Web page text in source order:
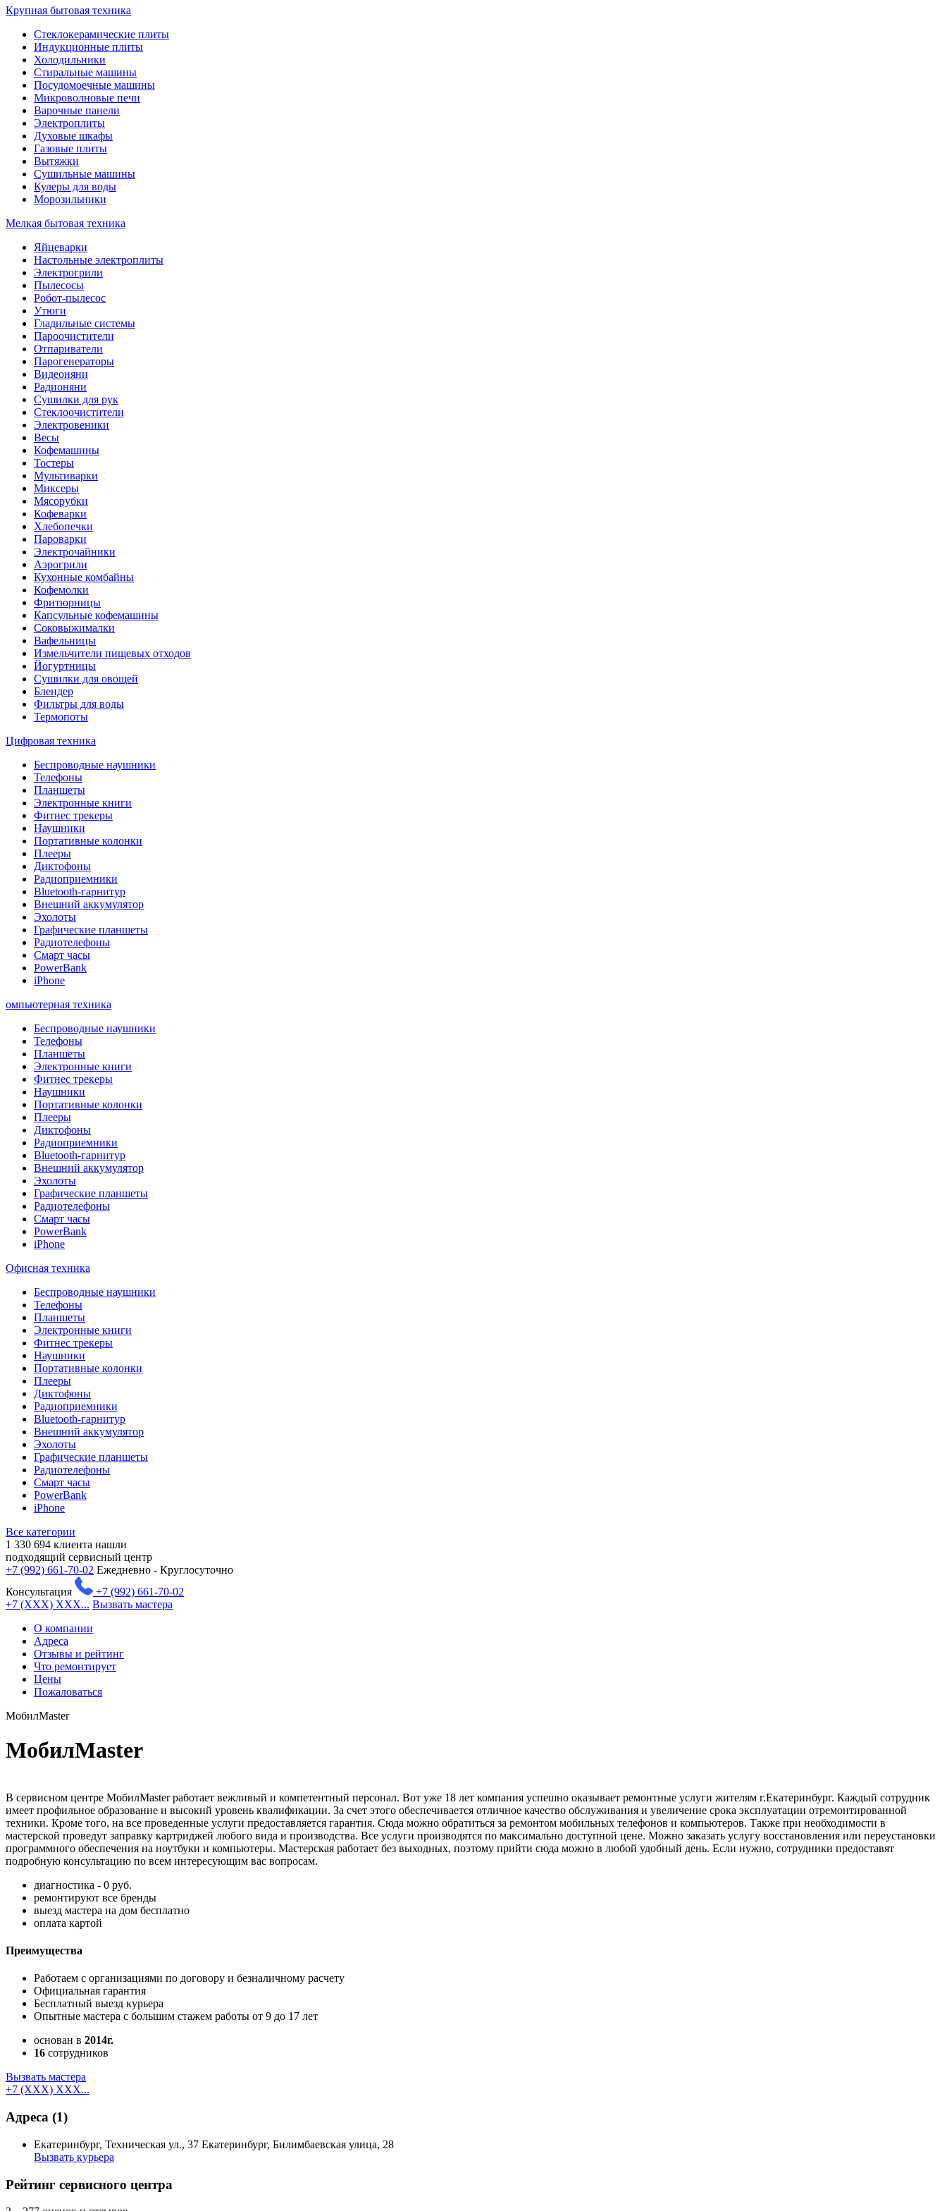
Крупная бытовая техника
Стеклокерамические плиты
Индукционные плиты
Холодильники
Стиральные машины
Посудомоечные машины
Микроволновые печи
Варочные панели
Электроплиты
Духовые шкафы
Газовые плиты
Вытяжки
Сушильные машины
Кулеры для воды
Морозильники
Мелкая бытовая техника
Яйцеварки
Настольные электроплиты
Электрогрили
Пылесосы
Робот-пылесос
Утюги
Гладильные системы
Пароочистители
Отпариватели
Парогенераторы
Видеоняни
Радионяни
Сушилки для рук
Стеклоочистители
Электровеники
Весы
Кофемашины
Тостеры
Мультиварки
Миксеры
Мясорубки
Кофеварки
Хлебопечки
Пароварки
Электрочайники
Аэрогрили
Кухонные комбайны
Кофемолки
Фритюрницы
Капсульные кофемашины
Соковыжималки
Вафельницы
Измельчители пищевых отходов
Йогуртницы
Сушилки для овощей
Блендер
Фильтры для воды
Термопоты
Цифровая техника
Беспроводные наушники
Телефоны
Планшеты
Электронные книги
Фитнес трекеры
Наушники
Портативные колонки
Плееры
Диктофоны
Радиоприемники
Bluetooth-гарнитур
Внешний аккумулятор
Эхолоты
Графические планшеты
Радиотелефоны
Смарт часы
PowerBank
iPhone
омпьютерная техника
Беспроводные наушники
Телефоны
Планшеты
Электронные книги
Фитнес трекеры
Наушники
Портативные колонки
Плееры
Диктофоны
Радиоприемники
Bluetooth-гарнитур
Внешний аккумулятор
Эхолоты
Графические планшеты
Радиотелефоны
Смарт часы
PowerBank
iPhone
Офисная техника
Беспроводные наушники
Телефоны
Планшеты
Электронные книги
Фитнес трекеры
Наушники
Портативные колонки
Плееры
Диктофоны
Радиоприемники
Bluetooth-гарнитур
Внешний аккумулятор
Эхолоты
Графические планшеты
Радиотелефоны
Смарт часы
PowerBank
iPhone
Все категории
1 330 694 клиента нашли
подходящий сервисный центр
+7 (992) 661-70-02 Ежедневно - Круглосуточно
Консультация
+7 (992) 661-70-02
+7 (XXX) XXX... Вызвать мастера
О компании
Адреса
Отзывы и рейтинг
Что ремонтирует
Цены
Пожаловаться
МобилMaster
МобилMaster
В сервисном центре МобилMaster работает вежливый и компетентный персонал. Вот уже 18 лет компания успешно оказывает ремонтные услуги жителям г.Екатеринбург. Каждый сотрудник
имеет профильное образование и высокий уровень квалификации. За счет этого обеспечивается отличное качество обслуживания и увеличение срока эксплуатации отремонтированной
техники. Кроме того, на все проведенные услуги предоставляется гарантия. Сюда можно обратиться за ремонтом мобильных телефонов и компьютеров. Также при необходимости в
мастерской проведут заправку картриджей любого вида и производства. Все услуги производятся по максимально доступной цене. Можно заказать услугу восстановления или переустановки
программного обеспечения на ноутбуки и компьютеры. Мастерская работает без выходных, поэтому прийти сюда можно в любой удобный день. Если нужно, сотрудники предоставят
подробную консультацию по всем интересующим вас вопросам.
диагностика - 0 руб.
ремонтируют все бренды
выезд мастера на дом бесплатно
оплата картой
Преимущества
Работаем с организациями по договору и безналичному расчету
Официальная гарантия
Бесплатный выезд курьера
Опытные мастера с большим стажем работы от 9 до 17 лет
основан в 2014г.
16 сотрудников
Вызвать мастера
+7 (XXX) XXX...
Адреса (1)
Екатеринбург, Техническая ул., 37 Екатеринбург, Билимбаевская улица, 28
Вызвать курьера
Рейтинг сервисного центра